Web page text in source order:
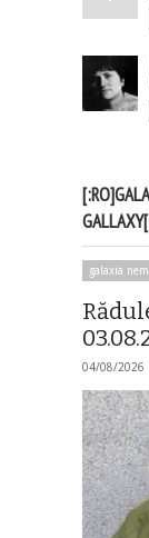
galaxia
04/08/2026